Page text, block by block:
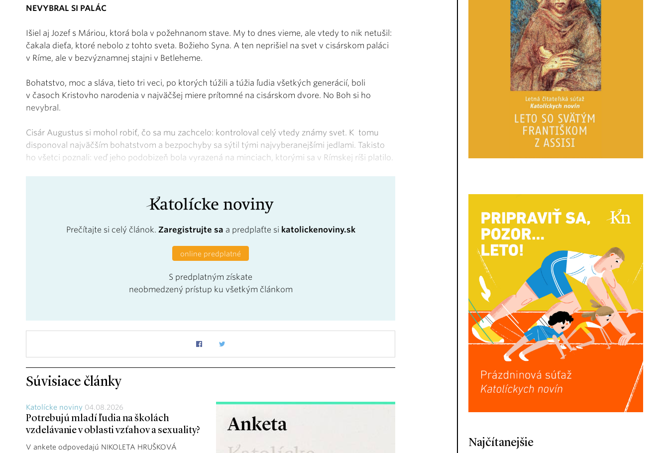
NEVYBRAL SI PALÁC
Išiel aj Jozef s Máriou, ktorá bola v požehnanom stave. My to dnes vieme, ale vtedy to nik netušil:
čakala dieťa, ktoré nebolo z tohto sveta. Božieho Syna. A ten neprišiel na svet v cisárskom paláci
v Ríme, ale v bezvýznamnej stajni v Betleheme.
Bohatstvo, moc a sláva, tieto tri veci, po ktorých túžili a túžia ľudia všetkých generácií, boli
v časoch Kristovho narodenia v najväčšej miere prítomné na cisárskom dvore. No Boh si ho
nevybral.
Cisár Augustus si mohol robiť, čo sa mu zachcelo: kontroloval celý vtedy známy svet. K tomu
disponoval najväčším bohatstvom a bezpochyby sa sýtil tými najvyberanejšími jedlami. Takisto
ho všetci poznali: veď jeho podobizeň bola vyrazená na minciach, ktorými sa v Rímskej ríši platilo.
Prečítajte si celý článok. Zaregistrujte sa a predplaťte si katolickenoviny.sk
online predplatné
S predplatným získate
neobmedzený prístup ku všetkým článkom
Súvisiace články
Katolícke noviny 04.08.2026
Potrebujú mladí ľudia na školách
vzdelávanie v oblasti vzťahov a sexuality?
V ankete odpovedajú NIKOLETA HRUŠKOVÁ
Najčítanejšie